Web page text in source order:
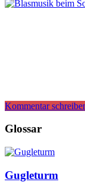
Kommentar
Glossar
Gugleturm